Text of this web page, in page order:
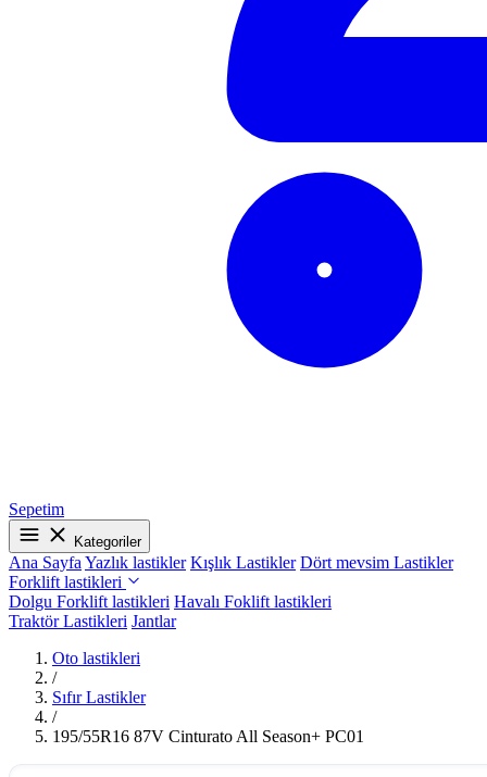
Sepetim
Kategoriler
Ana Sayfa Yazlık lastikler Kışlık Lastikler Dört mevsim Lastikler
Forklift lastikleri
Dolgu Forklift lastikleri Havalı Foklift lastikleri
Traktör Lastikleri Jantlar
Oto lastikleri
/
Sıfır Lastikler
/
195/55R16 87V Cinturato All Season+ PC01